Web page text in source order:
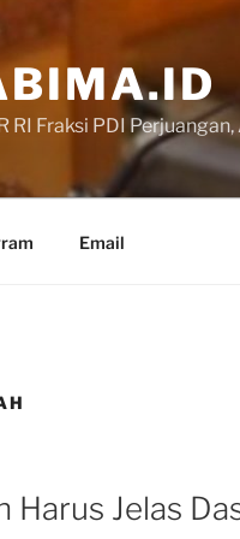
Fraksi PDI Perjuangan,
Email
Harus Jelas